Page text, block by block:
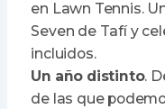
en Lawn Tennis.
Seven de Tafí y
incluidos.
Un año distinto.
de las que